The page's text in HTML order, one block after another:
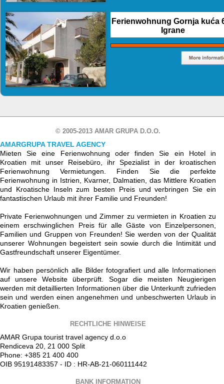
Ferienwohnung Gornja kuća
Igrane
© 2005-2013 AMAR GRUPA D.O.O.
AMARGRUPA TRAVEL AGENCY
Mieten Sie eine Ferienwohnung oder finden Sie ein Hotel in
Kroatien mit unser Reisebüro, ihr Spezialist in der kroatischen
Ferienwohnung Vermietungen. Finden Sie die perfekte
Ferienwohnung in Istrien, Kvarner, Dalmatien, das Mittlere Kroatien
und Kroatische Inseln zum besten Preis und verbringen Sie ein
fantastischen Urlaub mit ihrer Familie und Freunden!
Private Ferienwohnungen und Zimmer zu vermieten in Kroatien zu
einem erschwinglichen Preis für alle Gäste von Einzelpersonen,
Familien und Gruppen von Freunden! Sie werden von der Qualität
unserer Wohnungen begeistert sein sowie durch die Intimität und
Gastfreundschaft unserer Eigentümer.
Wir haben persönlich alle Bilder fotografiert und alle Informationen
auf unsere Website überprüft. Sogar die meisten Neugierigen
werden mit detaillierten Informationen über die Unterkunft zufrieden
sein und werden einen angenehmen und unbeschwerten Urlaub in
Kroatien genießen.
RECHTLICHE HINWEISE
AMAR Grupa tourist travel agency d.o.o
Rendiceva 20, 21 000 Split
Phone: +385 21 400 400
OIB 95191483357 - ID : HR-AB-21-060111442
BANK INFORMATION